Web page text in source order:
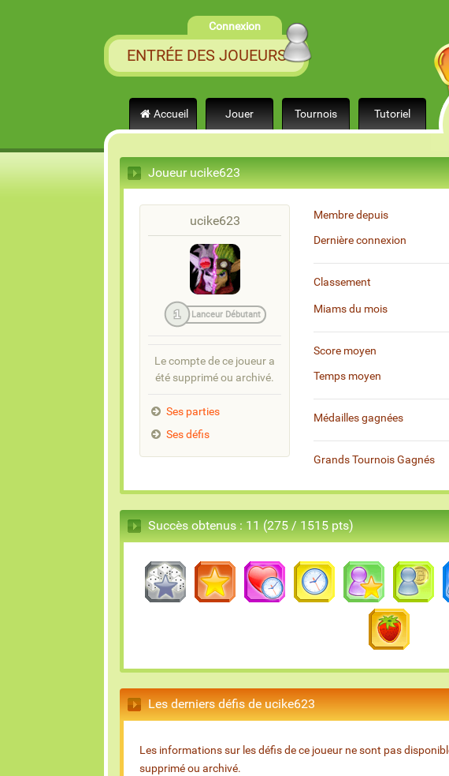
Connexion
ENTRÉE DES JOUEURS
Accueil Jouer Tournois Tutoriel
Joueur ucike623
ucike623
1 Lanceur Débutant
Le compte de ce joueur a
été supprimé ou archivé.
Ses parties
Ses défis
Membre depuis
Dernière connexion
Classement
Miams du mois
Score moyen
Temps moyen
Médailles gagnées
Grands Tournois Gagnés
Succès obtenus : 11 (275 / 1515 pts)
Les derniers défis de ucike623
Les informations sur les défis de ce joueur ne sont pas
supprimé ou archivé.